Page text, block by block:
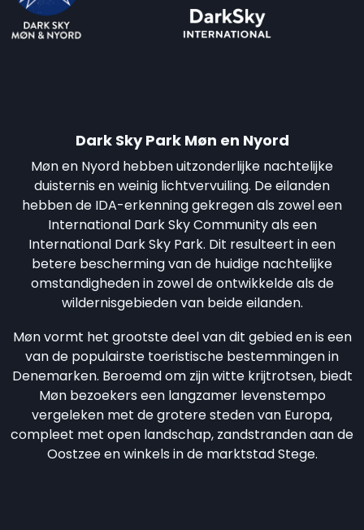
Dark Sky Park Møn en Nyord
Møn en Nyord hebben uitzonderlijke nachtelijke
duisternis en weinig lichtvervuiling. De eilanden
hebben de IDA-erkenning gekregen als zowel een
International Dark Sky Community als een
International Dark Sky Park. Dit resulteert in een
betere bescherming van de huidige nachtelijke
omstandigheden in zowel de ontwikkelde als de
wildernisgebieden van beide eilanden.
Møn vormt het grootste deel van dit gebied en is een
van de populairste toeristische bestemmingen in
Denemarken. Beroemd om zijn witte krijtrotsen, biedt
Møn bezoekers een langzamer levenstempo
vergeleken met de grotere steden van Europa,
compleet met open landschap, zandstranden aan de
Oostzee en winkels in de marktstad Stege.